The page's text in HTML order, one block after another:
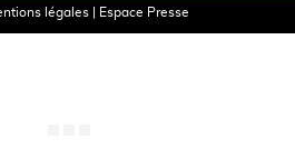
légales| Espace Presse